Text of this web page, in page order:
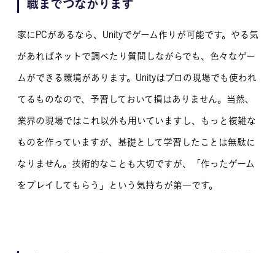
職までつながります
家にPCがあるなら、Unityでゲーム作りが可能です。やる気
があればネットで調べたり質問しながらでも、色々なゲー
ムができる環境があります。Unityはプロの現場でも使われ
てるものなので、予習しておいて損はありません。当然、
業界の現場ではこれ以外も用いていますし、もっと複雑な
ものを作っていますが、基礎として学習したことは無駄に
なりません。技術的なことも大切ですが、「作ったゲーム
をプレイしてもらう」という気持ちが第一です。